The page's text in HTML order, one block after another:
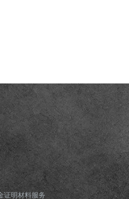
证明材料服务